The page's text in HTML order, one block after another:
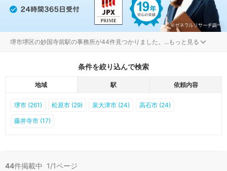
堺市堺区の妙国寺前駅の事務所が44件見つかりました。 ...もっと見る
条件を絞り込んで検索
地域 駅 依頼内容
堺市 (261) 松原市 (29) 泉大津市 (24) 高石市 (24)
藤井寺市 (17)
44件掲載中 1/1ページ